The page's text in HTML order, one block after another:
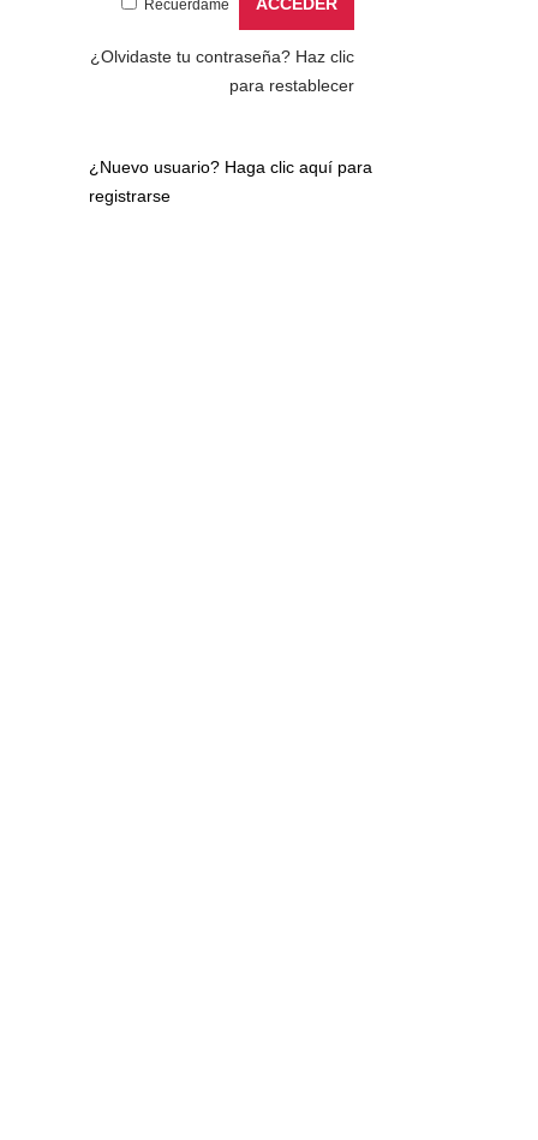
Recuérdame
¿Olvidaste tu contraseña? Haz clic
para restablecer
¿Nuevo usuario? Haga clic aquí para
registrarse